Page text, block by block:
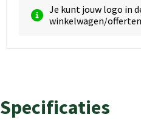
Je kunt jouw logo in
winkelwagen/
Specificaties